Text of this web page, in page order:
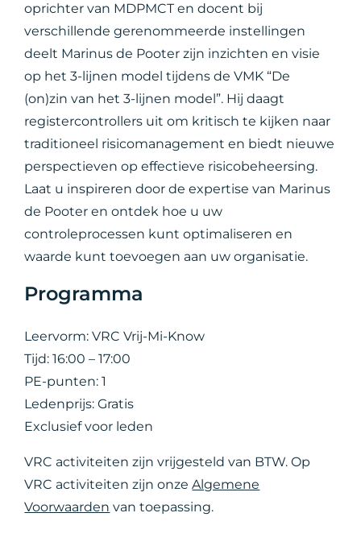
oprichter van MDPMCT en docent bij
verschillende gerenommeerde instellingen
deelt Marinus de Pooter zijn inzichten en visie
op het 3-lijnen model tijdens de VMK “De
(on)zin van het 3-lijnen model”. Hij daagt
registercontrollers uit om kritisch te kijken naar
traditioneel risicomanagement en biedt nieuwe
perspectieven op effectieve risicobeheersing.
Laat u inspireren door de expertise van Marinus
de Pooter en ontdek hoe u uw
controleprocessen kunt optimaliseren en
waarde kunt toevoegen aan uw organisatie.
Programma
Leervorm: VRC Vrij-Mi-Know
Tijd: 16:00 – 17:00
PE-punten: 1
Ledenprijs: Gratis
Exclusief voor leden
VRC activiteiten zijn vrijgesteld van BTW. Op
VRC activiteiten zijn onzeAlgemene
Voorwaarden van toepassing.